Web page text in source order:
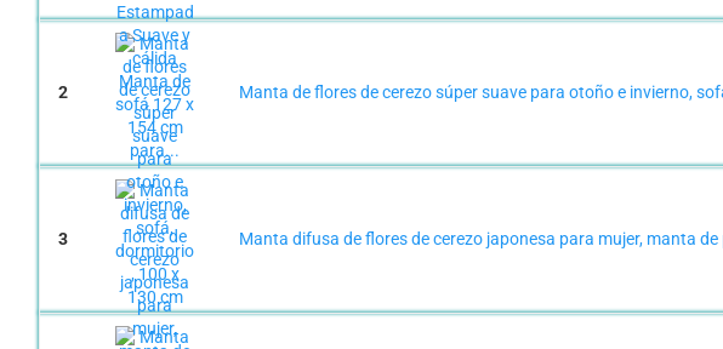
2 Manta de flores de cerezo súper suave para otoño e invierno,
3 Manta difusa de flores de cerezo japonesa para mujer, manta